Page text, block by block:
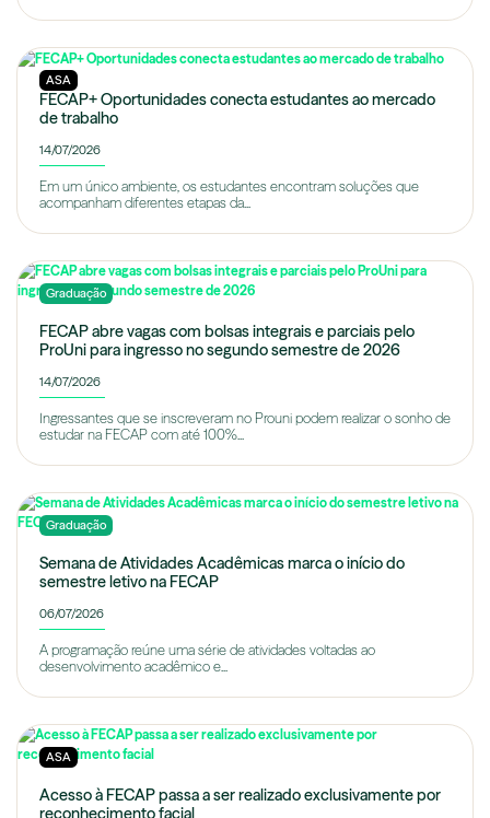
ASA
FECAP+ Oportunidades conecta estudantes ao mercado
de trabalho
14/07/2026
Em um único ambiente, os estudantes encontram soluções que
acompanham diferentes etapas da...
Graduação
FECAP abre vagas com bolsas integrais e parciais pelo
ProUni para ingresso no segundo semestre de 2026
14/07/2026
Ingressantes que se inscreveram no Prouni podem realizar o sonho de
estudar na FECAP com até 100%...
Graduação
Semana de Atividades Acadêmicas marca o início do
semestre letivo na FECAP
06/07/2026
A programação reúne uma série de atividades voltadas ao
desenvolvimento acadêmico e...
ASA
Acesso à FECAP passa a ser realizado exclusivamente por
reconhecimento facial